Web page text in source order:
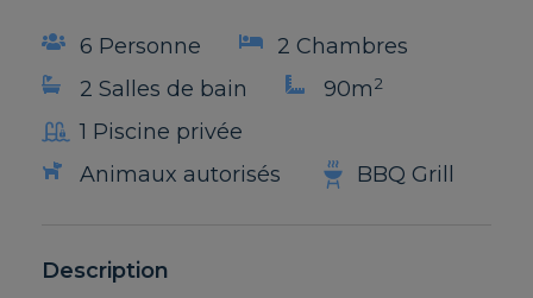
6 Personne
2 Chambres
2 Salles de bain
90m2
1 Piscine privée
Animaux autorisés
BBQ Grill
Description